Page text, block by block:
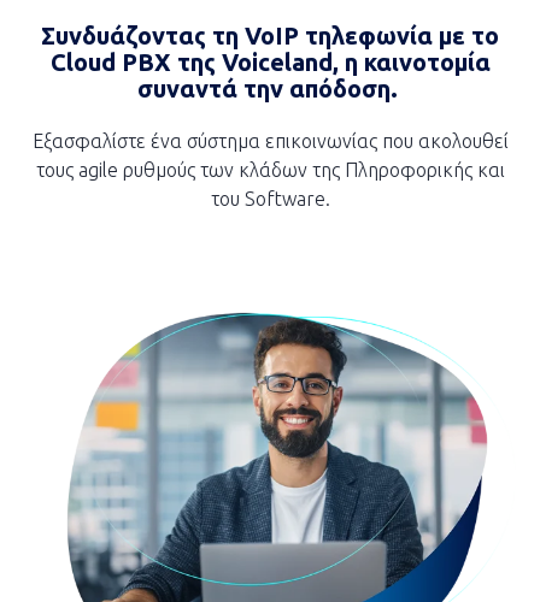
Συνδυάζοντας τη VoIP τηλεφωνία με το
Cloud PBX της Voiceland, η καινοτομία
συναντά την απόδοση.
Εξασφαλίστε ένα σύστημα επικοινωνίας που ακολουθεί
τους agile ρυθμούς των κλάδων της Πληροφορικής και
του Software.